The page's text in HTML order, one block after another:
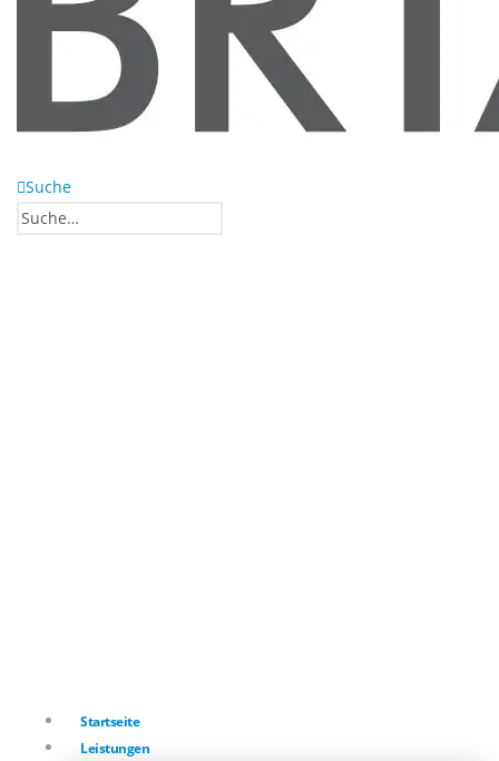
Suche
Startseite
Leistungen